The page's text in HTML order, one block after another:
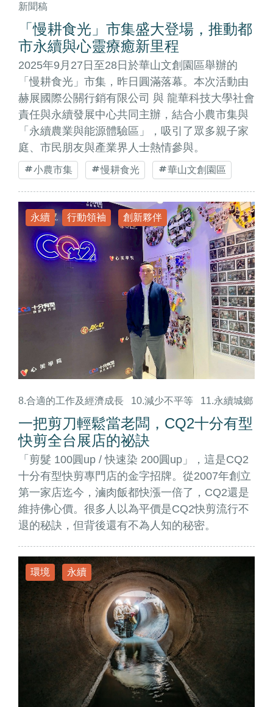
新聞稿
「慢耕食光」市集盛大登場，推動都
市永續與心靈療癒新里程
2025年9月27日至28日於華山文創園區舉辦的
「慢耕食光」市集，昨日圓滿落幕。本次活動由
赫展國際公關行銷有限公司 與 龍華科技大學社會
責任與永續發展中心共同主辦，結合小農市集與
「永續農業與能源體驗區」，吸引了眾多親子家
庭、市民朋友與產業界人士熱情參與。
小農市集 慢耕食光 華山文創園區
永續 行動領袖 創新夥伴
8.合適的工作及經濟成長 10.減少不平等 11.永續城鄉
一把剪刀輕鬆當老闆，CQ2十分有型
快剪全台展店的祕訣
「剪髮 100圓up / 快速染 200圓up」，這是CQ2
十分有型快剪專門店的金字招牌。從2007年創立
第一家店迄今，滷肉飯都快漲一倍了，CQ2還是
維持佛心價。很多人以為平價是CQ2快剪流行不
退的秘訣，但背後還有不為人知的秘密。
環境 永續